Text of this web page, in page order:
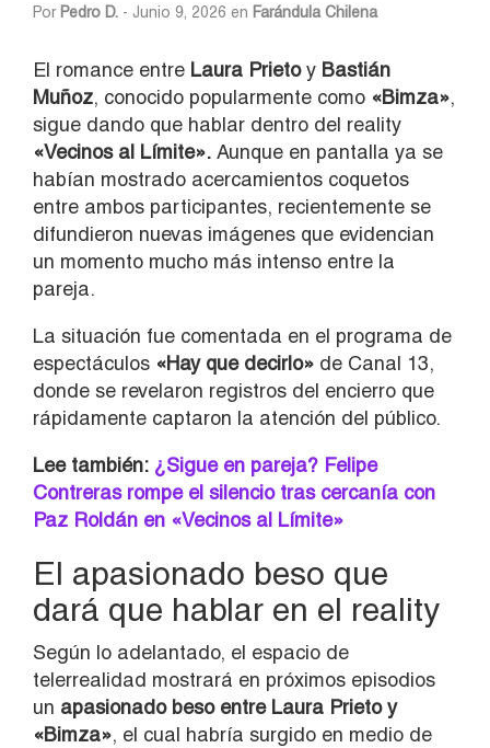
Por Pedro D. - Junio 9, 2026 en Farándula Chilena
El romance entre Laura Prietoy Bastián
Muñoz, conocido popularmente como «Bimza»,
sigue dando que hablar dentro del reality
«Vecinos al Límite». Aunque en pantalla ya se
habían mostrado acercamientos coquetos
entre ambos participantes, recientemente se
difundieron nuevas imágenes que evidencian
un momento mucho más intenso entre la
pareja.
La situación fue comentada en el programa de
espectáculos «Hay que decirlo» de Canal 13,
donde se revelaron registros del encierro que
rápidamente captaron la atención del público.
Lee también:¿Sigue en pareja? Felipe
Contreras rompe el silencio tras cercanía con
Paz Roldán en «Vecinos al Límite»
El apasionado beso que
dará que hablar en el reality
Según lo adelantado, el espacio de
telerrealidad mostrará en próximos episodios
un apasionado beso entre Laura Prieto y
«Bimza», el cual habría surgido en medio de